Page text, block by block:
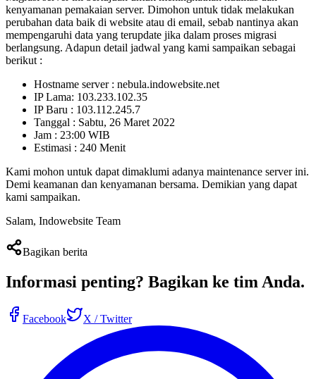
kenyamanan pemakaian server. Dimohon untuk tidak melakukan
perubahan data baik di website atau di email, sebab nantinya akan
mempengaruhi data yang terupdate jika dalam proses migrasi
berlangsung. Adapun detail jadwal yang kami sampaikan sebagai
berikut :
Hostname server : nebula.indowebsite.net
IP Lama: 103.233.102.35
IP Baru : 103.112.245.7
Tanggal : Sabtu, 26 Maret 2022
Jam : 23:00 WIB
Estimasi : 240 Menit
Kami mohon untuk dapat dimaklumi adanya maintenance server ini.
Demi keamanan dan kenyamanan bersama. Demikian yang dapat
kami sampaikan.
Salam, Indowebsite Team
Bagikan berita
Informasi penting? Bagikan ke tim Anda.
Facebook X / Twitter